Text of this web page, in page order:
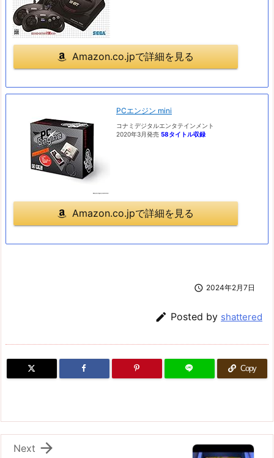
Amazon.co.jpで詳細を見る
PCエンジン mini
コナミデジタルエンタテインメント
2020年3月発売 58タイトル収録
Amazon.co.jpで詳細を見る
 2024年2月7日
 Posted by shattered
Copy

Next